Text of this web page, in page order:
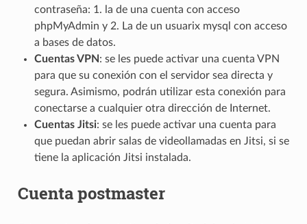
contraseña: 1. la de una cuenta con acceso
phpMyAdmin y 2. La de un usuarix mysql con acceso
a bases de datos.
Cuentas VPN: se les puede activar una cuenta VPN
para que su conexión con el servidor sea directa y
segura. Asimismo, podrán utilizar esta conexión para
conectarse a cualquier otra dirección de Internet.
Cuentas Jitsi: se les puede activar una cuenta para
que puedan abrir salas de videollamadas en Jitsi, si se
tiene la aplicación Jitsi instalada.
Cuenta postmaster